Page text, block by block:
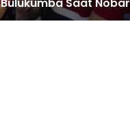
Piala Dunia di Lapda